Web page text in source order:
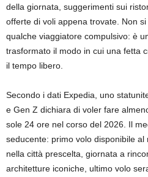
della giornata, suggerimenti sui
offerte di voli appena trovate. Non
qualche viaggiatore compulsivo: è
trasformato il modo in cui una fetta
il tempo libero.
Secondo i dati Expedia, uno
e Gen Z dichiara di voler fare
sole 24 ore nel corso del 2026. Il
seducente: primo volo disponibile
nella città prescelta, giornata a
architetture iconiche, ultimo volo